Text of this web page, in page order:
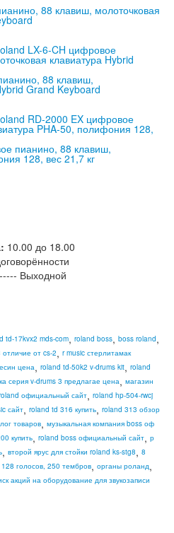
88 клавиш, молоточковая
88 клавиш,
Grand Keyboard
пианино, 88 клавиш,
128, вес 21,7 кг
10.00 до 18.00
Выходной
td-17kvx2 mds-com, roland boss, boss roland,
отличие от cs-2, r music стерлитамак
цена, roland td-50k2 v-drums kit, roland
серия v-drums 3 предлагае цена, магазин
официальный сайт, roland hp-504-rwcj
сайт, roland td 316 купить, roland 313 обзор
товаров, музыкальная компания boss оф
купить, roland boss официальный сайт, р
, второй ярус для стойки roland ks-stg8, 8
голосов, 250 тембров, органы роланд,
акций на оборудование для звукозаписи